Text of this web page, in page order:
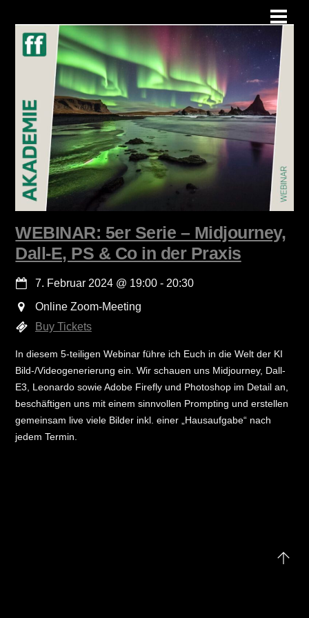
content
WEBINAR: 5er Serie – Midjourney,
Dall-E, PS & Co in der Praxis
7. Februar 2024 @ 19:00 - 20:30
Online Zoom-Meeting
Buy Tickets
In diesem 5-teiligen Webinar führe ich Euch in die Welt der KI
Bild-/Videogenerierung ein. Wir schauen uns Midjourney, Dall-
E3, Leonardo sowie Adobe Firefly und Photoshop im Detail an,
beschäftigen uns mit einem sinnvollen Prompting und erstellen
gemeinsam live viele Bilder inkl. einer „Hausaufgabe“ nach
jedem Termin.